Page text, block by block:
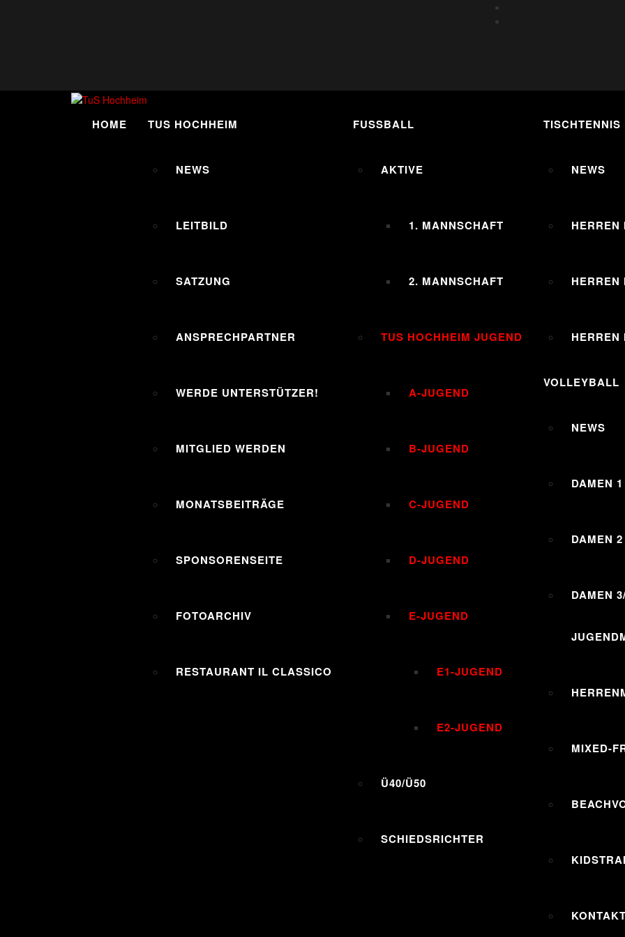
HOME TUS HOCHHEIM
NEWS
LEITBILD
SATZUNG
ANSPRECHPARTNER
WERDE UNTERSTÜTZER!
MITGLIED WERDEN
MONATSBEITRÄGE
SPONSORENSEITE
FOTOARCHIV
RESTAURANT IL CLASSICO
FUSSBALL
AKTIVE
1. MANNSCHAFT
2. MANNSCHAFT
TUS HOCHHEIM JUGEND
A-JUGEND
B-JUGEND
C-JUGEND
D-JUGEND
E-JUGEND
E1-JUGEND
E2-JUGEND
Ü40/Ü50
SCHIEDSRICHTER
TISCHTENNIS
NEWS
HERREN
HERREN
HERREN
VOLLEYBALL
NEWS
DAMEN 1
DAMEN 2
DAMEN
MIXED-